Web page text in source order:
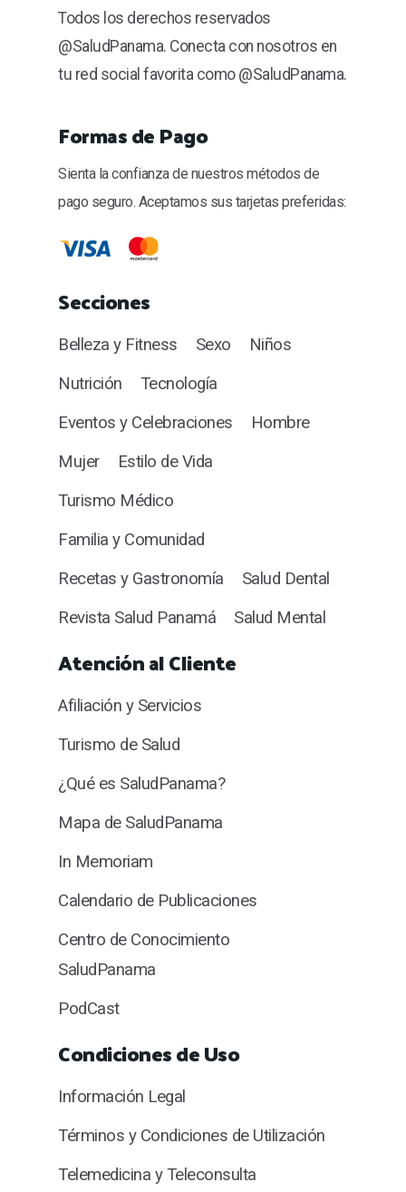
Todos los derechos reservados
@SaludPanama. Conecta con nosotros en
tu red social favorita como @SaludPanama.
Formas de Pago
Sienta la confianza de nuestros métodos de
pago seguro. Aceptamos sus tarjetas preferidas:
Secciones
Belleza y Fitness Sexo
Niños
Nutrición
Tecnología
Eventos y Celebraciones
Hombre
Mujer
Estilo de Vida
Turismo Médico
Familia y Comunidad
Recetas y Gastronomía
Salud Dental
Revista Salud Panamá
Salud Mental
Atención al Cliente
Afiliación y Servicios
Turismo de Salud
¿Qué es SaludPanama?
Mapa de SaludPanama
In Memoriam
Calendario de Publicaciones
Centro de Conocimiento
SaludPanama
PodCast
Condiciones de Uso
Información Legal
Términos y Condiciones de Utilización
Telemedicina y Teleconsulta